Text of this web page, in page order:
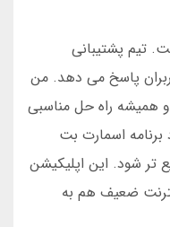
24 ساعته است. تیم پشتیبانی
پاسخ می دهد. من
و همیشه راه حل مناسبی
برنامه اسمارت بت
شود. این اپلیکیشن
ضعیف هم به